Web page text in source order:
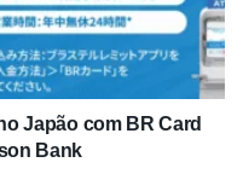
Japão com BR Card
Bank